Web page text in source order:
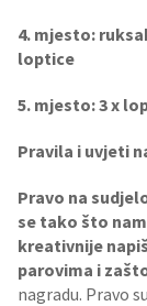
4. mjesto:
loptice
5. mjesto: 3 x
Pravila i uvjeti
Pravo na
se tako što
kreativnije
parovima i
nagradu. Pravo